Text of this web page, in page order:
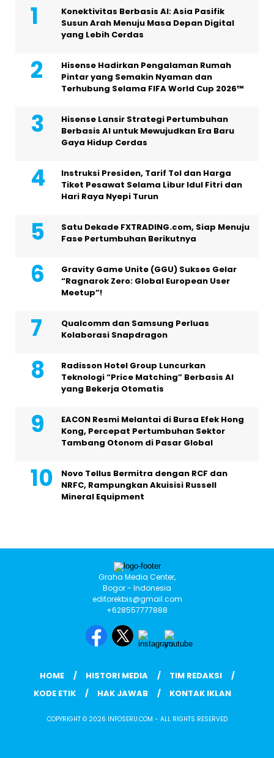
Konektivitas Berbasis AI: Asia Pasifik
Susun Arah Menuju Masa Depan Digital
yang Lebih Cerdas
Hisense Hadirkan Pengalaman Rumah
Pintar yang Semakin Nyaman dan
Terhubung Selama FIFA World Cup 2026™
Hisense Lansir Strategi Pertumbuhan
Berbasis AI untuk Mewujudkan Era Baru
Gaya Hidup Cerdas
Instruksi Presiden, Tarif Tol dan Harga
Tiket Pesawat Selama Libur Idul Fitri dan
Hari Raya Nyepi Turun
Satu Dekade FXTRADING.com, Siap Menuju
Fase Pertumbuhan Berikutnya
Gravity Game Unite (GGU) Sukses Gelar
“Ragnarok Zero: Global European User
Meetup”!
Qualcomm dan Samsung Perluas
Kolaborasi Snapdragon
Radisson Hotel Group Luncurkan
Teknologi “Price Matching” Berbasis AI
yang Bekerja Otomatis
EACON Resmi Melantai di Bursa Efek Hong
Kong, Percepat Pertumbuhan Sektor
Tambang Otonom di Pasar Global
Novo Tellus Bermitra dengan RCF dan
NRFC, Rampungkan Akuisisi Russell
Mineral Equipment
Graha Media Center,
Bogor - Indonesia
editorekbis@gmail.com
+628557777888
HOME HISTORI MEDIA
TIM REDAKSI
KODE ETIK
HAK JAWAB KONTAK IKLAN
COPYRIGHT © 2026 INFOSERU.COM - ALL RIGHTS RESERVED